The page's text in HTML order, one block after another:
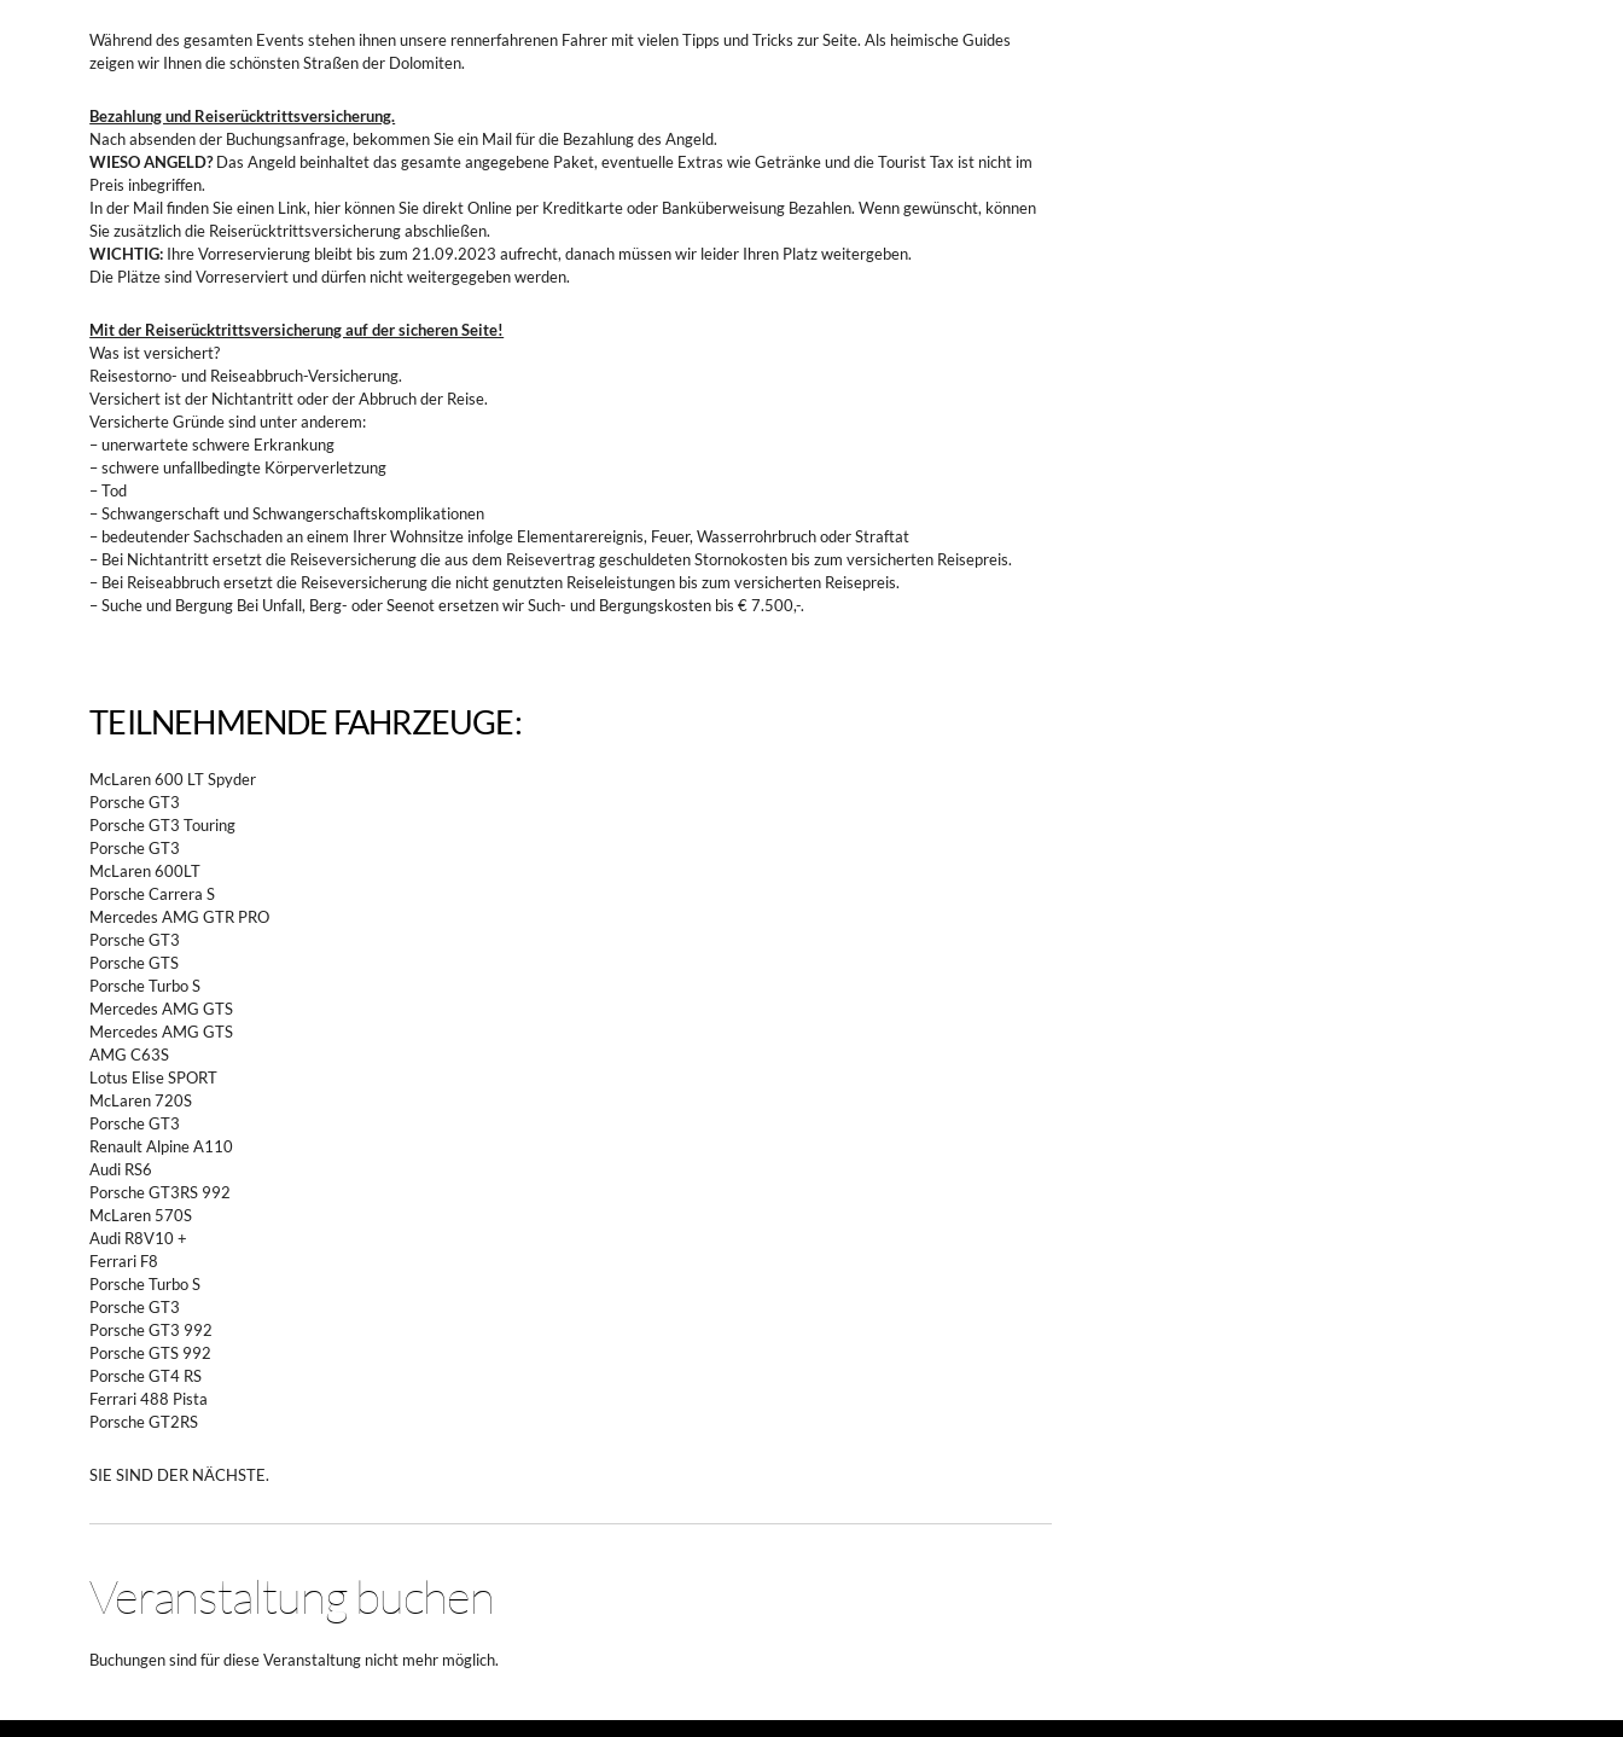
Während des gesamten Events stehen ihnen unsere rennerfahrenen Fahrer mit vielen Tipps und Tricks zur Seite. Als heimische Guides
zeigen wir Ihnen die schönsten Straßen der Dolomiten.
Bezahlung und Reiserücktrittsversicherung.
Nach absenden der Buchungsanfrage, bekommen Sie ein Mail für die Bezahlung des Angeld.
WIESO ANGELD?Das Angeld beinhaltet das gesamte angegebene Paket, eventuelle Extras wie Getränke und die Tourist Tax ist nicht im
Preis inbegriffen.
In der Mail finden Sie einen Link, hier können Sie direkt Online per Kreditkarte oder Banküberweisung Bezahlen. Wenn gewünscht, können
Sie zusätzlich die Reiserücktrittsversicherung abschließen.
WICHTIG: Ihre Vorreservierung bleibt bis zum 21.09.2023 aufrecht, danach müssen wir leider Ihren Platz weitergeben.
Die Plätze sind Vorreserviert und dürfen nicht weitergegeben werden.
Mit der Reiserücktrittsversicherung auf der sicheren Seite!
Was ist versichert?
Reisestorno- und Reiseabbruch-Versicherung.
Versichert ist der Nichtantritt oder der Abbruch der Reise.
Versicherte Gründe sind unter anderem:
– unerwartete schwere Erkrankung
– schwere unfallbedingte Körperverletzung
– Tod
– Schwangerschaft und Schwangerschaftskomplikationen
– bedeutender Sachschaden an einem Ihrer Wohnsitze infolge Elementarereignis, Feuer, Wasserrohrbruch oder Straftat
– Bei Nichtantritt ersetzt die Reiseversicherung die aus dem Reisevertrag geschuldeten Stornokosten bis zum versicherten Reisepreis.
– Bei Reiseabbruch ersetzt die Reiseversicherung die nicht genutzten Reiseleistungen bis zum versicherten Reisepreis.
– Suche und Bergung Bei Unfall, Berg- oder Seenot ersetzen wir Such- und Bergungskosten bis € 7.500,-.
TEILNEHMENDE FAHRZEUGE:
McLaren 600 LT Spyder
Porsche GT3
Porsche GT3 Touring
Porsche GT3
McLaren 600LT
Porsche Carrera S
Mercedes AMG GTR PRO
Porsche GT3
Porsche GTS
Porsche Turbo S
Mercedes AMG GTS
Mercedes AMG GTS
AMG C63S
Lotus Elise SPORT
McLaren 720S
Porsche GT3
Renault Alpine A110
Audi RS6
Porsche GT3RS 992
McLaren 570S
Audi R8V10 +
Ferrari F8
Porsche Turbo S
Porsche GT3
Porsche GT3 992
Porsche GTS 992
Porsche GT4 RS
Ferrari 488 Pista
Porsche GT2RS
SIE SIND DER NÄCHSTE.
Veranstaltung buchen
Buchungen sind für diese Veranstaltung nicht mehr möglich.